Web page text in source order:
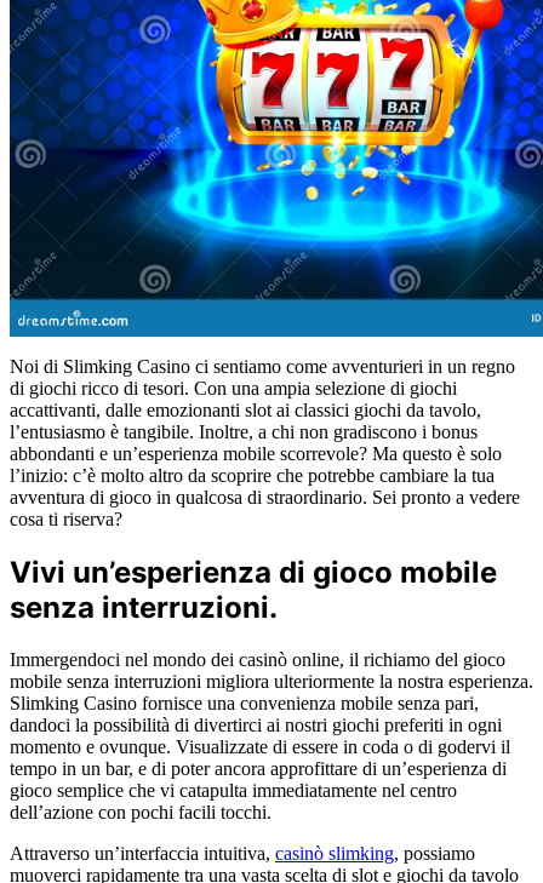
Noi di Slimking Casino ci sentiamo come avventurieri in un regno
di giochi ricco di tesori. Con una ampia selezione di giochi
accattivanti, dalle emozionanti slot ai classici giochi da tavolo,
l’entusiasmo è tangibile. Inoltre, a chi non gradiscono i bonus
abbondanti e un’esperienza mobile scorrevole? Ma questo è solo
l’inizio: c’è molto altro da scoprire che potrebbe cambiare la tua
avventura di gioco in qualcosa di straordinario. Sei pronto a vedere
cosa ti riserva?
Vivi un’esperienza di gioco mobile
senza interruzioni.
Immergendoci nel mondo dei casinò online, il richiamo del gioco
mobile senza interruzioni migliora ulteriormente la nostra esperienza.
Slimking Casino fornisce una convenienza mobile senza pari,
dandoci la possibilità di divertirci ai nostri giochi preferiti in ogni
momento e ovunque. Visualizzate di essere in coda o di godervi il
tempo in un bar, e di poter ancora approfittare di un’esperienza di
gioco semplice che vi catapulta immediatamente nel centro
dell’azione con pochi facili tocchi.
Attraverso un’interfaccia intuitiva, casinò slimking, possiamo
muoverci rapidamente tra una vasta scelta di slot e giochi da tavolo